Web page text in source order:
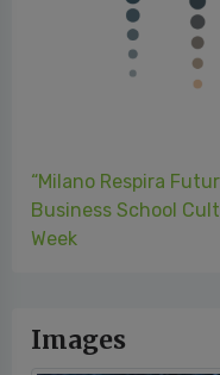
“Milano Respira